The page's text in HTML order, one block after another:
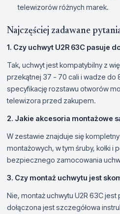
telewizorów różnych marek.
Najczęściej zadawane
1. Czy uchwyt U2R 63C pasuje
Tak, uchwyt jest kompatybilny z
przekątnej 37 - 70 cali i wadze do
specyfikację rozstawu otworów
telewizora przed zakupem.
2. Jakie akcesoria montażowe
W zestawie znajduje się
montażowych, w tym śruby, kołki i
bezpiecznego zamocowania
3. Czy montaż uchwytu jest
Nie, montaż uchwytu U2R 63C jest
dołączona jest szczegółowa